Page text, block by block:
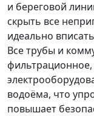
и береговой
скрыть все
идеально
Все трубы и
фильтрационное,
водоёма, что
повышает